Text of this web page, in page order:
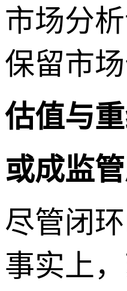
市场分
保留市
估值与
或成监
尽管闭
事实上